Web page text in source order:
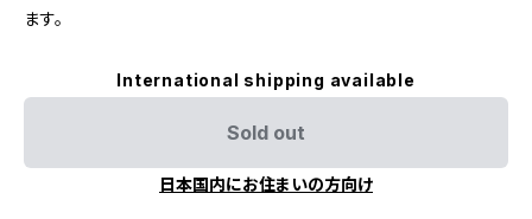
ます。
International shipping available
Sold out
日本国内にお住まいの方向け